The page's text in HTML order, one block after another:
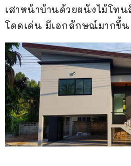
เสาหน้าบ้านด้วยผนังไม้โทน
โดดเด่น มีเอกลักษณ์มากขึ้น